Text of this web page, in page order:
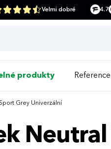
Velmi dobré 4.7
produkty Reference
Grey Univerzální